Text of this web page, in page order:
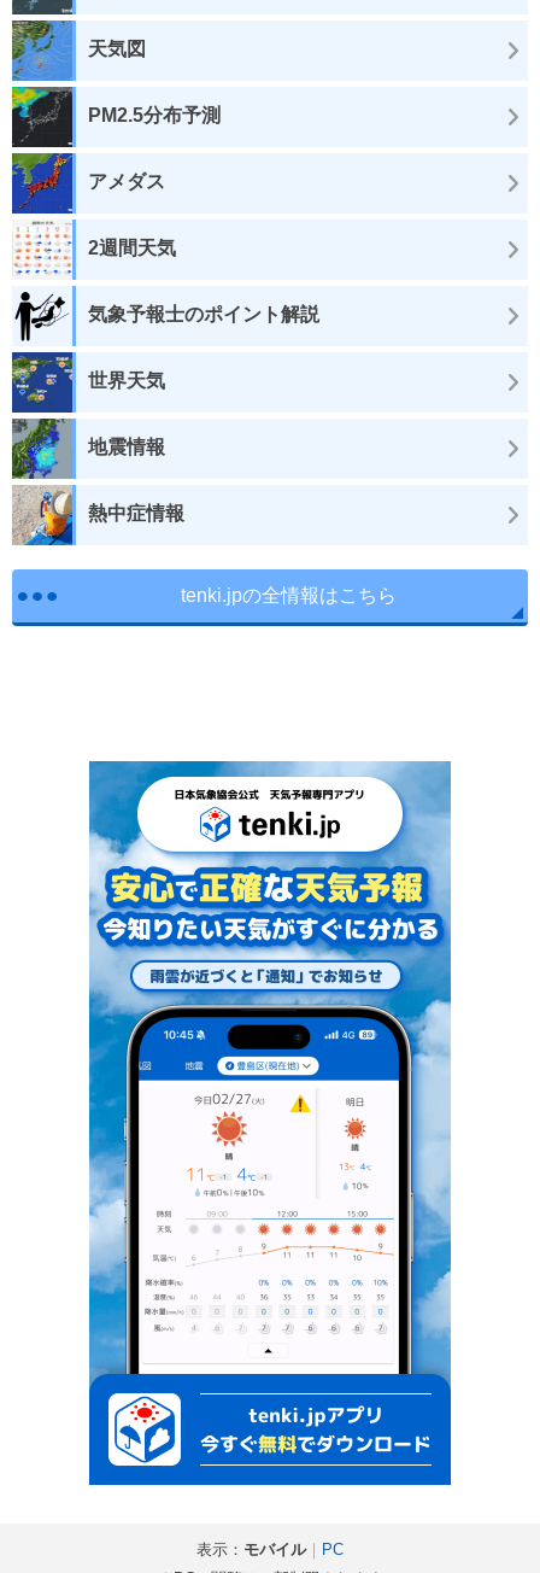
天気図
PM2.5分布予測
アメダス
2週間天気
気象予報士のポイント解説
世界天気
地震情報
熱中症情報
tenki.jpの全情報はこちら
表示： モバイル｜
PC